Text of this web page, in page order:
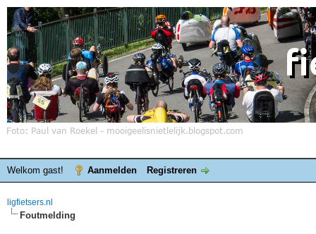
Welkom gast! Aanmelden Registreren
ligfietsers.nl
Foutmelding